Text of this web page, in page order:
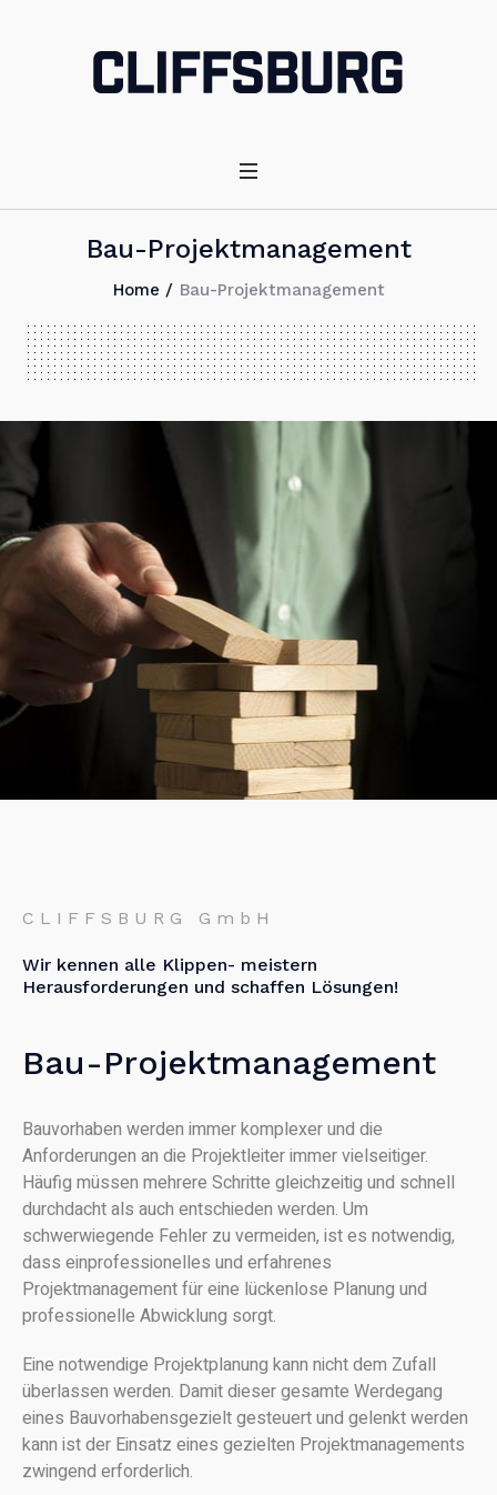
Bau-Projektmanagement
Home / Bau-Projektmanagement
CLIFFSBURG GmbH
Wir kennen alle Klippen- meistern
Herausforderungen und schaffen Lösungen!
Bau-Projektmanagement
Bauvorhaben werden immer komplexer und die
Anforderungen an die Projektleiter immer vielseitiger.
Häufig müssen mehrere Schritte gleichzeitig und schnell
durchdacht als auch entschieden werden. Um
schwerwiegende Fehler zu vermeiden, ist es notwendig,
dass einprofessionelles und erfahrenes
Projektmanagement für eine lückenlose Planung und
professionelle Abwicklung sorgt.
Eine notwendige Projektplanung kann nicht dem Zufall
überlassen werden. Damit dieser gesamte Werdegang
eines Bauvorhabensgezielt gesteuert und gelenkt werden
kann ist der Einsatz eines gezielten Projektmanagements
zwingend erforderlich.